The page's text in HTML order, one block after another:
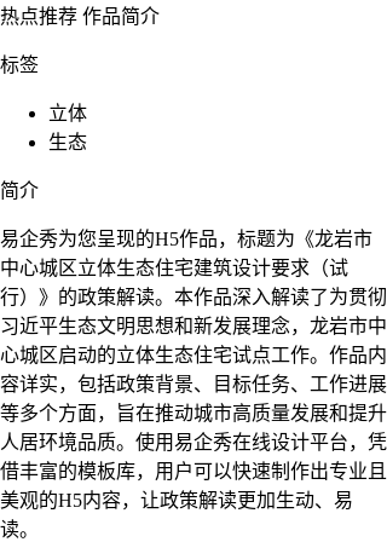
热点推荐 作品简介
标签
立体
生态
简介
易企秀为您呈现的H5作品，标题为《龙岩市
中心城区立体生态住宅建筑设计要求（试
行）》的政策解读。本作品深入解读了为贯彻
习近平生态文明思想和新发展理念，龙岩市中
心城区启动的立体生态住宅试点工作。作品内
容详实，包括政策背景、目标任务、工作进展
等多个方面，旨在推动城市高质量发展和提升
人居环境品质。使用易企秀在线设计平台，凭
借丰富的模板库，用户可以快速制作出专业且
美观的H5内容，让政策解读更加生动、易
读。